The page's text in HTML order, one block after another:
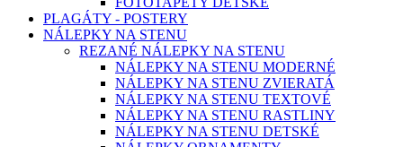
PLAGÁTY - POSTERY
NÁLEPKY NA STENU
REZANÉ NÁLEPKY NA STENU
NÁLEPKY NA STENU MODERNÉ
NÁLEPKY NA STENU ZVIERATÁ
NÁLEPKY NA STENU TEXTOVÉ
NÁLEPKY NA STENU RASTLINY
NÁLEPKY NA STENU DETSKÉ